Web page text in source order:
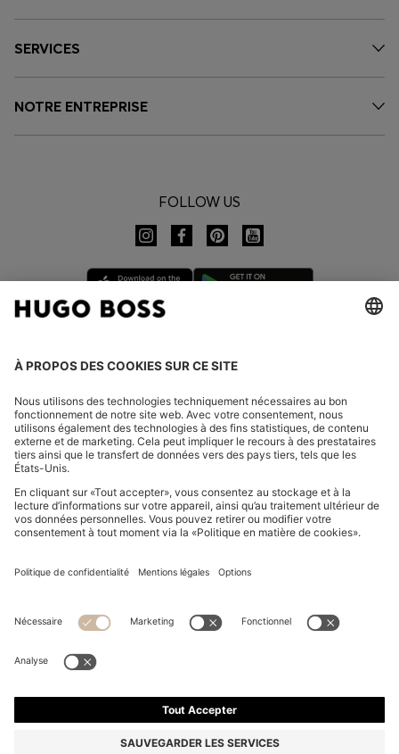
SERVICES
NOTRE ENTREPRISE
FOLLOW US
Se rétracter Charte de confidentialité
Déclaration relative à l'accessibilité
Protection des données HUGO BOSS EXPERIENCE
Protection des données HUGO BOSS Newsletter
© 2026 HUGO BOSS All rights reserved.